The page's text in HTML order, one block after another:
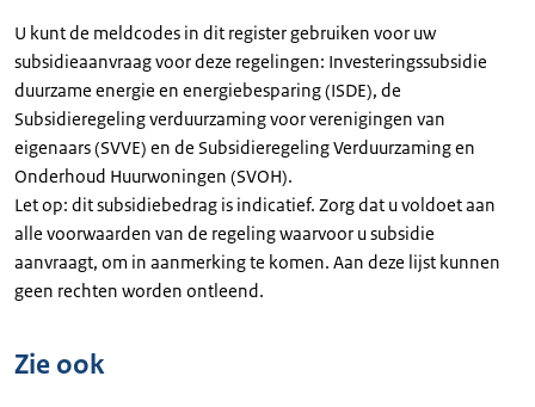
U kunt de meldcodes in dit register gebruiken voor uw
subsidieaanvraag voor deze regelingen: Investeringssubsidie
duurzame energie en energiebesparing (ISDE), de
Subsidieregeling verduurzaming voor verenigingen van
eigenaars (SVVE) en de Subsidieregeling Verduurzaming en
Onderhoud Huurwoningen (SVOH).
Let op: dit subsidiebedrag is indicatief. Zorg dat u voldoet aan
alle voorwaarden van de regeling waarvoor u subsidie
aanvraagt, om in aanmerking te komen. Aan deze lijst kunnen
geen rechten worden ontleend.
Zie ook